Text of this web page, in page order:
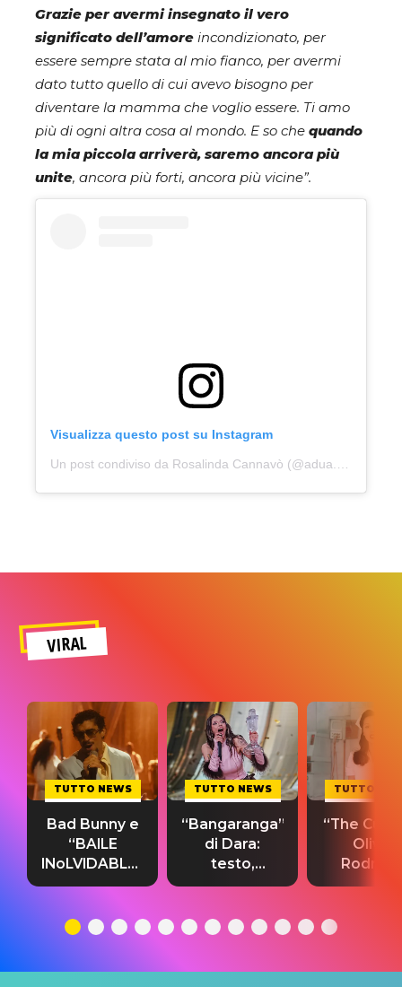
Grazie per avermi insegnato il vero
significato dell’amore incondizionato, per
essere sempre stata al mio fianco, per avermi
dato tutto quello di cui avevo bisogno per
diventare la mamma che voglio essere. Ti amo
più di ogni altra cosa al mondo. E so che quando
la mia piccola arriverà, saremo ancora più
unite, ancora più forti, ancora più vicine”.
Visualizza questo post su Instagram
Un post condiviso da Rosalinda Cannavò (@adua.del.vesco)
VIRAL
TUTTO NEWS
Bad Bunny e
“BAILE
INoLVIDABLE”:
testo,
significato
TUTTO NEWS
“Bangaranga”
di Dara:
testo,
traduzione e
del singolo
TUTTO
“The
Olivia
testo,